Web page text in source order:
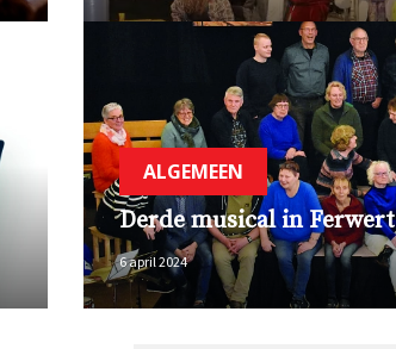
ALGEMEEN
Derde musical in Ferwert
6 april 2024